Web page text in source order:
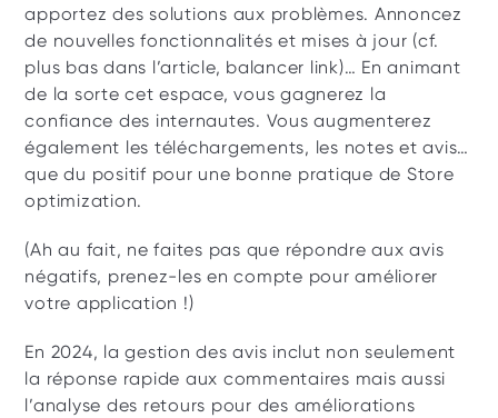
apportez des solutions aux problèmes. Annoncez
de nouvelles fonctionnalités et mises à jour (cf.
plus bas dans l’article, balancer link)… En animant
de la sorte cet espace, vous gagnerez la
confiance des internautes. Vous augmenterez
également les téléchargements, les notes et avis…
que du positif pour une bonne pratique de Store
optimization.
(Ah au fait, ne faites pas que répondre aux avis
négatifs, prenez-les en compte pour améliorer
votre application !)
En 2024, la gestion des avis inclut non seulement
la réponse rapide aux commentaires mais aussi
l’analyse des retours pour des améliorations